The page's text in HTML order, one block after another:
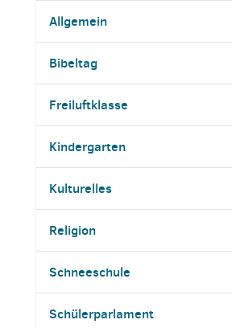
Allgemein
Bibeltag
Freiluftklasse
Kindergarten
Kulturelles
Religion
Schneeschule
Schülerparlament